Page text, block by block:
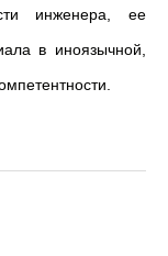
инженера, ее
в иноязычной,